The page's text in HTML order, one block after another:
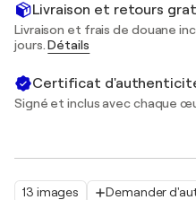
13 images Demander
Livraison et retours
Livraison et frais de douane
jours.Détails
Certificat
Signé et inclus avec chaque